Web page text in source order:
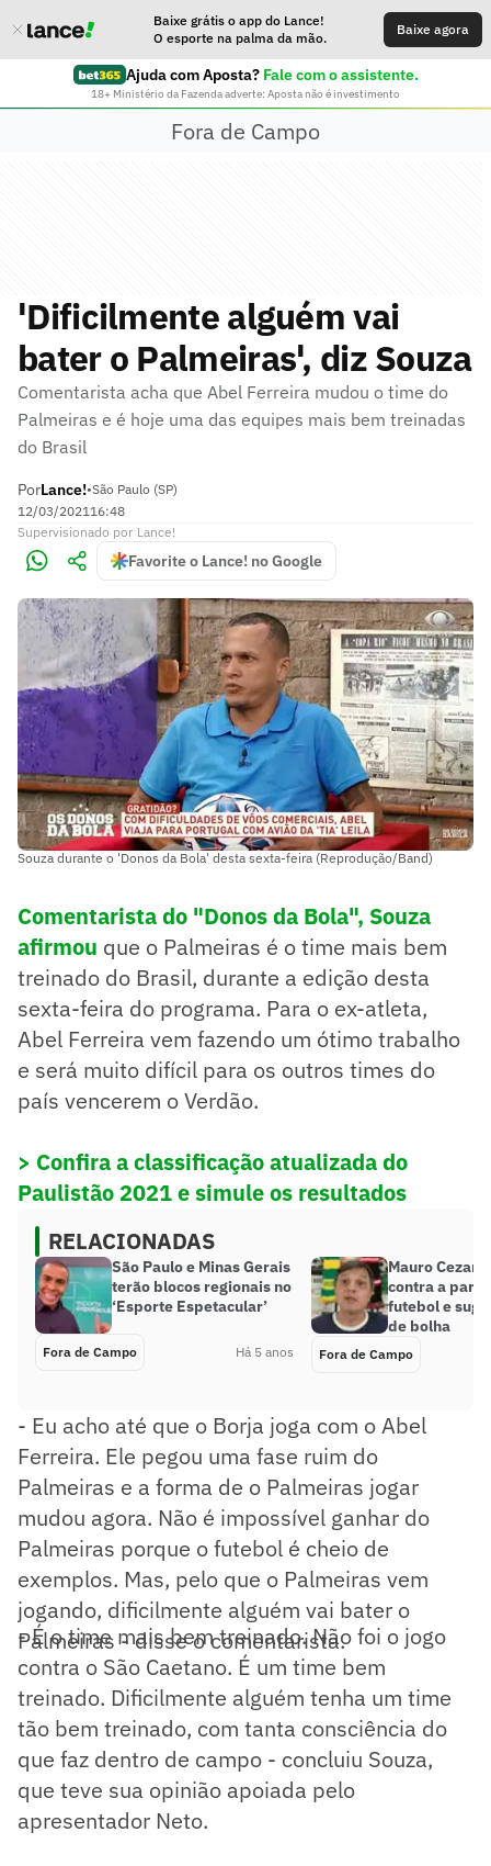
Baixe grátis o app do Lance!
O esporte na palma da mão.
Baixe agora
Ajuda com Aposta? Fale com o assistente.
18+ Ministério da Fazenda adverte: Aposta não é investimento
Fora de Campo
'Dificilmente alguém vai
bater o Palmeiras', diz Souza
Comentarista acha que Abel Ferreira mudou o time do
Palmeiras e é hoje uma das equipes mais bem treinadas
do Brasil
PorLance!•São Paulo (SP)
12/03/202116:48
Supervisionado por Lance!
Favorite o Lance! no Google
Souza durante o 'Donos da Bola' desta sexta-feira (Reprodução/Band)
Comentarista do "Donos da Bola", Souza
afirmou que o Palmeiras é o time mais bem
treinado do Brasil, durante a edição desta
sexta-feira do programa. Para o ex-atleta,
Abel Ferreira vem fazendo um ótimo trabalho
e será muito difícil para os outros times do
país vencerem o Verdão.
> Confira a classificação atualizada do
Paulistão 2021 e simule os resultados
RELACIONADAS
São Paulo e Minas Gerais
terão blocos regionais no
‘Esporte Espetacular’
Fora de Campo Há 5 anos
Mauro Cezar
contra a
futebol e
de bolha
Fora de Campo
- Eu acho até que o Borja joga com o Abel
Ferreira. Ele pegou uma fase ruim do
Palmeiras e a forma de o Palmeiras jogar
mudou agora. Não é impossível ganhar do
Palmeiras porque o futebol é cheio de
exemplos. Mas, pelo que o Palmeiras vem
jogando, dificilmente alguém vai bater o
Palmeiras - disse o comentarista.
- É o time mais bem treinado. Não foi o jogo
contra o São Caetano. É um time bem
treinado. Dificilmente alguém tenha um time
tão bem treinado, com tanta consciência do
que faz dentro de campo - concluiu Souza,
que teve sua opinião apoiada pelo
apresentador Neto.